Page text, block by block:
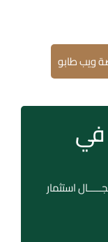
ويب طابو
في
استثمار